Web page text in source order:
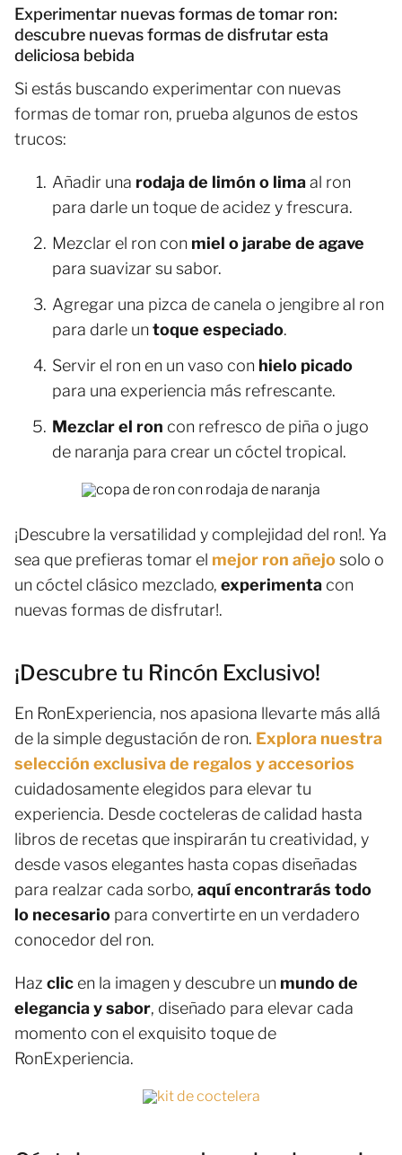
Experimentar nuevas formas de tomar ron:
descubre nuevas formas de disfrutar esta
deliciosa bebida
Si estás buscando experimentar con nuevas
formas de tomar ron, prueba algunos de estos
trucos:
Añadir una rodaja de limón o limaal ron
para darle un toque de acidez y frescura.
Mezclar el ron con miel o jarabe de agave
para suavizar su sabor.
Agregar una pizca de canela o jengibre al ron
para darle un toque especiado.
Servir el ron en un vaso con hielo picado
para una experiencia más refrescante.
Mezclar el ron con refresco de piña o jugo
de naranja para crear un cóctel tropical.
¡Descubre la versatilidad y complejidad del ron!. Ya
sea que prefieras tomar el mejor ron añejosolo o
un cóctel clásico mezclado, experimenta con
nuevas formas de disfrutar!.
¡Descubre tu Rincón Exclusivo!
En RonExperiencia, nos apasiona llevarte más allá
de la simple degustación de ron. Explora nuestra
selección exclusiva de regalos y accesorios
cuidadosamente elegidos para elevar tu
experiencia. Desde cocteleras de calidad hasta
libros de recetas que inspirarán tu creatividad, y
desde vasos elegantes hasta copas diseñadas
para realzar cada sorbo, aquí encontrarás todo
lo necesario para convertirte en un verdadero
conocedor del ron.
Haz clic en la imagen y descubre un mundo de
elegancia y sabor, diseñado para elevar cada
momento con el exquisito toque de
RonExperiencia.